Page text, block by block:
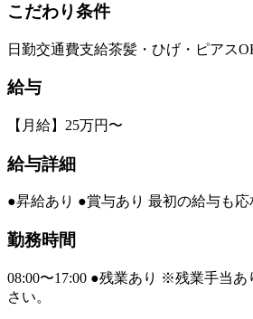
こだわり条件
日勤交通費支給茶髪・ひげ・ピアス
給与
【月給】25万円〜
給与詳細
●昇給あり ●賞与あり 最初の給与も
勤務時間
08:00〜17:00 ●残業あり ※残業手当
さい。